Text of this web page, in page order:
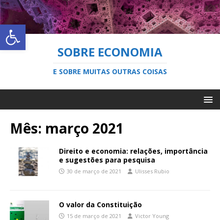
Abrir a barra de ferramentas
SOBRE ECONOMIA
E SOBRE MUITAS OUTRAS COISAS
Mês: março 2021
Direito e economia: relações, importância
e sugestões para pesquisa
30 de março de 2021 Ulisses Rubio
O valor da Constituição
15 de março de 2021 Victor Young